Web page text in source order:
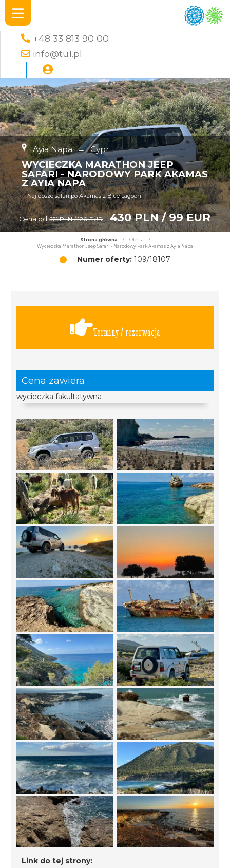
+48 33 813 90 00
info@tu1.pl
Ayia Napa → Cypr
WYCIECZKA MARATHON JEEP
SAFARI - NARODOWY PARK AKAMAS
Z AYIA NAPA
Najlepsze safari po Akamas z Blue Lagoon
Cena od 521 PLN / 120 EUR 430 PLN / 99 EUR
Strona główna / Oferta
/
Wycieczka Marathon Jeep Safari - Narodowy Park Akamas z Ayia Napa
Numer oferty: 109/18107
Terminy / rezerwacja
Cena zawiera
wycieczka fakultatywna
Link do tej strony: